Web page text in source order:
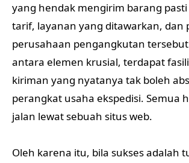
yang hendak mengirim barang
tarif, layanan yang ditawarkan, dan
perusahaan pengangkutan
antara elemen krusial, terdapat
kiriman yang nyatanya tak boleh
perangkat usaha ekspedisi. Semua
jalan lewat sebuah situs web.
Oleh karena itu, bila sukses adalah